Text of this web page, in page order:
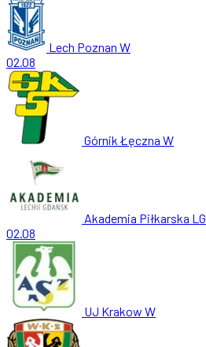
Lech Poznan W
02.08
Górnik Łęczna W
Akademia Piłkarska LG
02.08
UJ Krakow W